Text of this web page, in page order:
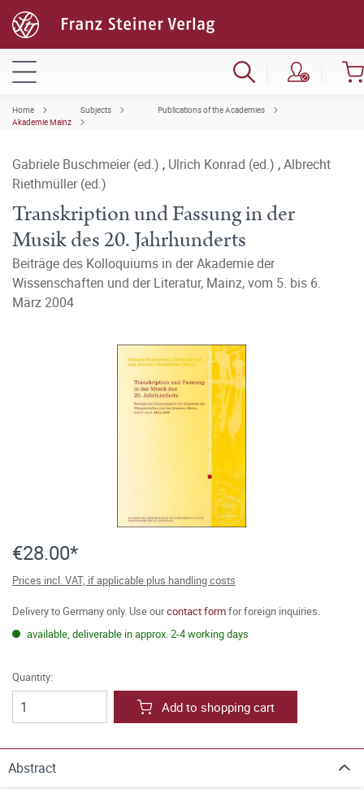
Home Subjects
Publications of the Academies
Akademie Mainz
Gabriele Buschmeier (ed.) , Ulrich Konrad (ed.) ,Albrecht
Riethmüller (ed.)
Transkription und Fassung in der
Musik des 20. Jahrhunderts
Beiträge des Kolloquiums in der Akademie der
Wissenschaften und der Literatur, Mainz, vom 5. bis 6.
März 2004
€28.00*
Prices incl. VAT, if applicable plus handling costs
Delivery to Germany only. Use ourcontact formfor foreign inquiries.
available, deliverable in approx. 2-4 working days
Quantity:
Add to shopping cart
Abstract